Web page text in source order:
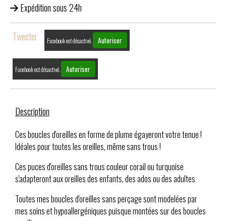
Expédition sous 24h
Tweeter Facebook est désactivé. Autoriser
Facebook est désactivé. Autoriser
Description
Ces boucles d'oreilles en forme de plume égayeront votre tenue !
Idéales pour toutes les oreilles, même sans trous !
Ces puces d'oreilles sans trous couleur corail ou turquoise
s'adapteront aux oreilles des enfants, des ados ou des adultes
Toutes mes boucles d'oreilles sans perçage sont modelées par
mes soins et hypoallergéniques puisque montées sur des boucles